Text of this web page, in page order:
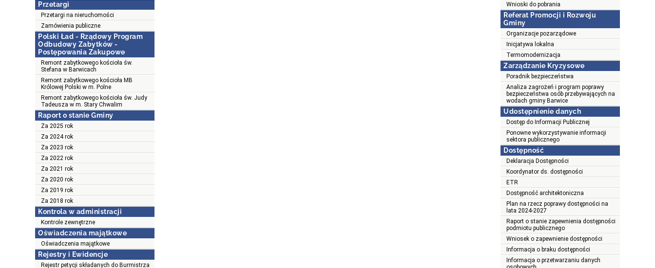
Przetargi
Przetargi na nieruchomości
Zamówienia publiczne
Polski Ład - Rządowy Program
Odbudowy Zabytków -
Postępowania Zakupowe
Remont zabytkowego kościoła św.
Stefana w Barwicach
Remont zabytkowego kościoła MB
Królowej Polski w m. Polne
Remont zabytkowego kościoła św. Judy
Tadeusza w m. Stary Chwalim
Raport o stanie Gminy
Za 2025 rok
Za 2024 rok
Za 2023 rok
Za 2022 rok
Za 2021 rok
Za 2020 rok
Za 2019 rok
Za 2018 rok
Kontrola w administracji
Kontrole zewnętrzne
Oświadczenia majątkowe
Oświadczenia majątkowe
Rejestry i Ewidencje
Rejestr petycji składanych do Burmistrza
Wnioski do pobrania
Referat Promocji i Rozwoju
Gminy
Organizacje pozarządowe
Inicjatywa lokalna
Termomodernizacja
Zarządzanie Kryzysowe
Poradnik bezpieczeństwa
Analiza zagrożeń i program poprawy
bezpieczeństwa osób przebywających na
wodach gminy Barwice
Udostępnienie danych
Dostęp do Informacji Publicznej
Ponowne wykorzystywanie informacji
sektora publicznego
Dostępność
Deklaracja Dostępności
Koordynator ds. dostępności
ETR
Dostępność architektoniczna
Plan na rzecz poprawy dostępności na
lata 2024-2027
Raport o stanie zapewnienia dostępności
podmiotu publicznego
Wniosek o zapewnienie dostępności
Informacja o braku dostępności
Informacja o przetwarzaniu danych